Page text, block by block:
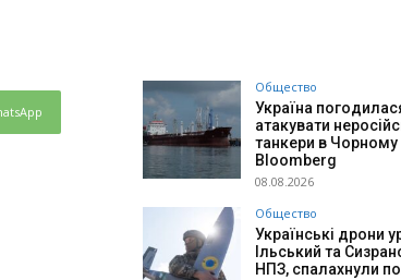
Общество
Україна
атакувати
танкери в Чорному
Bloomberg
08.08.2026
Общество
Українські дрони
Ільський та
НПЗ, спалахнули